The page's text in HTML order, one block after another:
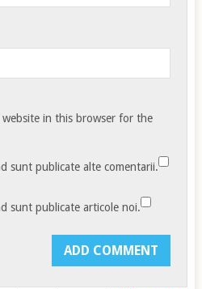
website in this browser for the
sunt publicate alte comentarii.
sunt publicate articole noi.